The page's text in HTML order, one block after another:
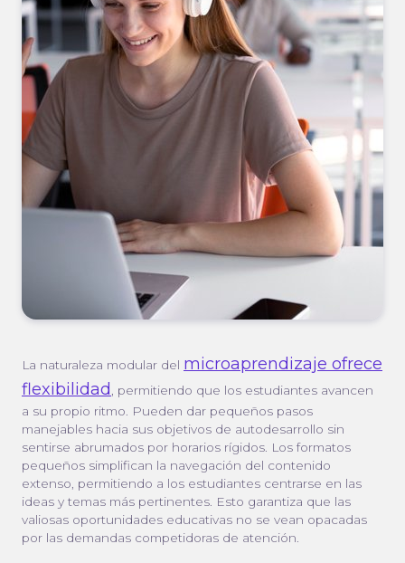
La naturaleza modular del microaprendizaje ofrece
flexibilidad
, permitiendo que los estudiantes avancen
a su propio ritmo. Pueden dar pequeños pasos
manejables hacia sus objetivos de autodesarrollo sin
sentirse abrumados por horarios rígidos. Los formatos
pequeños simplifican la navegación del contenido
extenso, permitiendo a los estudiantes centrarse en las
ideas y temas más pertinentes. Esto garantiza que las
valiosas oportunidades educativas no se vean opacadas
por las demandas competidoras de atención.